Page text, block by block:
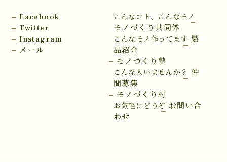
Facebook
Twitter
Instagram
メール
こんなコト、こんなモノ
モノづくり共同体
こんなモノ作ってます 製
品紹介
モノづくり塾
こんな人いませんか？
仲
間募集
モノづくり村
お気軽にどうぞ お問い合
わせ